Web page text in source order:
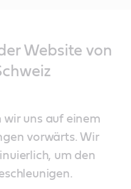
Website von
wir uns auf einem
vorwärts. Wir
um den